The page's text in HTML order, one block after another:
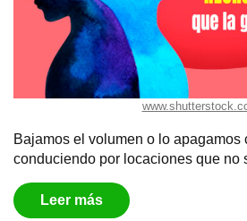
Bajamos el volumen o lo apagamos
conduciendo por locaciones que no
Leer más